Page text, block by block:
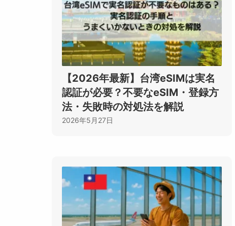
【2026年最新】台湾eSIMは実名
認証が必要？不要なeSIM・登録方
法・失敗時の対処法を解説
2026年5月27日